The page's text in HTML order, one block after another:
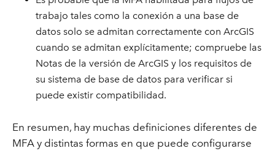
trabajo tales como la conexión a una base de
datos solo se admitan correctamente con ArcGIS
cuando se admitan explícitamente; compruebe las
Notas de la versión de ArcGIS y los requisitos de
su sistema de base de datos para verificar si
puede existir compatibilidad.
En resumen, hay muchas definiciones diferentes de
MFA y distintas formas en que puede configurarse